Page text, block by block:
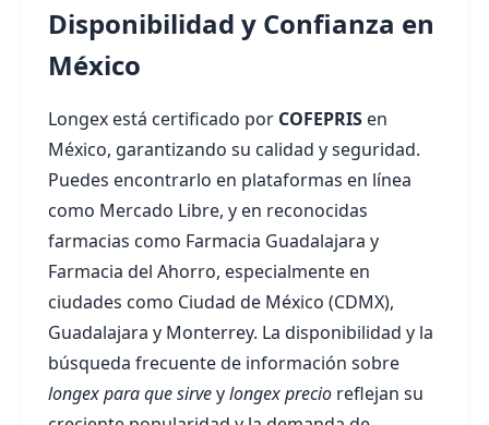
Disponibilidad y Confianza en
México
Longex está certificado por COFEPRIS en
México, garantizando su calidad y seguridad.
Puedes encontrarlo en plataformas en línea
como Mercado Libre, y en reconocidas
farmacias como Farmacia Guadalajara y
Farmacia del Ahorro, especialmente en
ciudades como Ciudad de México (CDMX),
Guadalajara y Monterrey. La disponibilidad y la
búsqueda frecuente de información sobre
longex para que sirveylongex precio reflejan su